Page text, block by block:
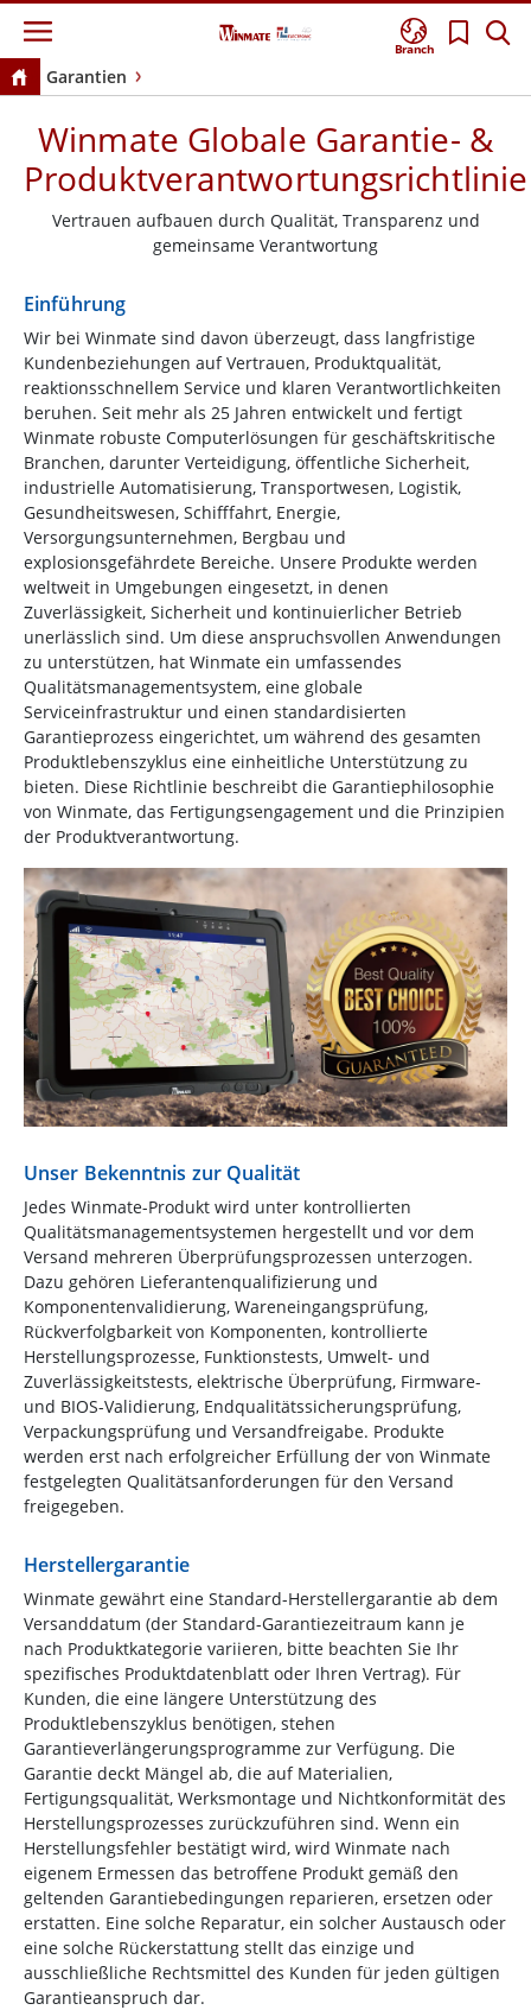
Branch
Garantien
Winmate Globale Garantie- &
Produktverantwortungsrichtlinie
Vertrauen aufbauen durch Qualität, Transparenz und
gemeinsame Verantwortung
Einführung
Wir bei Winmate sind davon überzeugt, dass langfristige
Kundenbeziehungen auf Vertrauen, Produktqualität,
reaktionsschnellem Service und klaren Verantwortlichkeiten
beruhen. Seit mehr als 25 Jahren entwickelt und fertigt
Winmate robuste Computerlösungen für geschäftskritische
Branchen, darunter Verteidigung, öffentliche Sicherheit,
industrielle Automatisierung, Transportwesen, Logistik,
Gesundheitswesen, Schifffahrt, Energie,
Versorgungsunternehmen, Bergbau und
explosionsgefährdete Bereiche. Unsere Produkte werden
weltweit in Umgebungen eingesetzt, in denen
Zuverlässigkeit, Sicherheit und kontinuierlicher Betrieb
unerlässlich sind. Um diese anspruchsvollen Anwendungen
zu unterstützen, hat Winmate ein umfassendes
Qualitätsmanagementsystem, eine globale
Serviceinfrastruktur und einen standardisierten
Garantieprozess eingerichtet, um während des gesamten
Produktlebenszyklus eine einheitliche Unterstützung zu
bieten. Diese Richtlinie beschreibt die Garantiephilosophie
von Winmate, das Fertigungsengagement und die Prinzipien
der Produktverantwortung.
Unser Bekenntnis zur Qualität
Jedes Winmate-Produkt wird unter kontrollierten
Qualitätsmanagementsystemen hergestellt und vor dem
Versand mehreren Überprüfungsprozessen unterzogen.
Dazu gehören Lieferantenqualifizierung und
Komponentenvalidierung, Wareneingangsprüfung,
Rückverfolgbarkeit von Komponenten, kontrollierte
Herstellungsprozesse, Funktionstests, Umwelt- und
Zuverlässigkeitstests, elektrische Überprüfung, Firmware-
und BIOS-Validierung, Endqualitätssicherungsprüfung,
Verpackungsprüfung und Versandfreigabe. Produkte
werden erst nach erfolgreicher Erfüllung der von Winmate
festgelegten Qualitätsanforderungen für den Versand
freigegeben.
Herstellergarantie
Winmate gewährt eine Standard-Herstellergarantie ab dem
Versanddatum (der Standard-Garantiezeitraum kann je
nach Produktkategorie variieren, bitte beachten Sie Ihr
spezifisches Produktdatenblatt oder Ihren Vertrag). Für
Kunden, die eine längere Unterstützung des
Produktlebenszyklus benötigen, stehen
Garantieverlängerungsprogramme zur Verfügung. Die
Garantie deckt Mängel ab, die auf Materialien,
Fertigungsqualität, Werksmontage und Nichtkonformität des
Herstellungsprozesses zurückzuführen sind. Wenn ein
Herstellungsfehler bestätigt wird, wird Winmate nach
eigenem Ermessen das betroffene Produkt gemäß den
geltenden Garantiebedingungen reparieren, ersetzen oder
erstatten. Eine solche Reparatur, ein solcher Austausch oder
eine solche Rückerstattung stellt das einzige und
ausschließliche Rechtsmittel des Kunden für jeden gültigen
Garantieanspruch dar.